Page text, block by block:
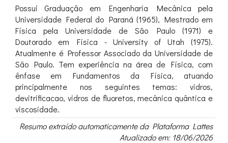
Possui Graduação em Engenharia Mecânica pela
Universidade Federal do Paraná (1965), Mestrado em
Física pela Universidade de São Paulo (1971) e
Doutorado em Física - University of Utah (1975).
Atualmente é Professor Associado da Universidade de
São Paulo. Tem experiência na área de Física, com
ênfase em Fundamentos da Física, atuando
principalmente nos seguintes temas: vidros,
devitrificacao, vidros de fluoretos, mecânica quântica e
viscosidade.
Resumo extraído automaticamente da Plataforma Lattes
Atualizado em: 18/06/2026